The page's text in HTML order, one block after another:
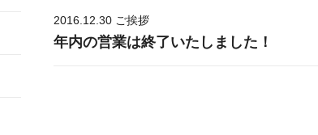
2016.12.30 ご挨拶
年内の営業は終了いたしました！